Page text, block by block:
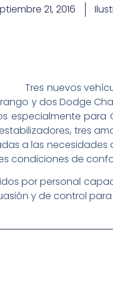
21, 2016
Tres nuevos
y dos Dodge
especialmente
tres
a las necesidades
condiciones de
por personal
y de control